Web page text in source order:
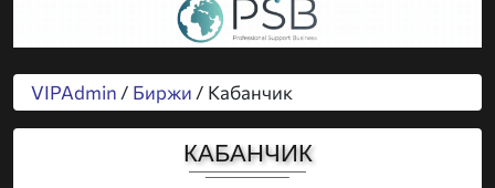
VIPAdmin / Биржи / Кабанчик
КАБАНЧИК